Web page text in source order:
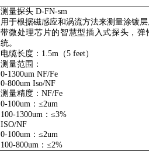
测量探头D-FN-sm
用于根据磁感应和涡流方法来测量涂镀层
带微处理芯片的智慧型插入式探头，弹
统。
电缆长度： 1.5m（5 feet）
测量范围：
0-1300um NF/Fe
0-800um Iso/NF
测量精度： NF/Fe
0-100um： ≤2um
100-1300um： ≤3%
ISO/NF
0-100um： ≤2um
100-800um： ≤2%